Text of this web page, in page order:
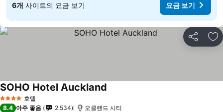
6개 사이트의 요금 보기 요금 보기
공유 즐
4 성급 호텔
SOHO Hotel Auckland
8.4 아주 좋음 2,534 오클랜드 시티